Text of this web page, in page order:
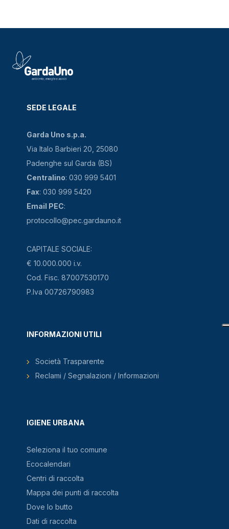
SEDE LEGALE
Garda Uno s.p.a.
Via Italo Barbieri 20, 25080
Padenghe sul Garda (BS)
Centralino: 030 999 5401
Fax: 030 999 5420
Email PEC:
protocollo@pec.gardauno.it
CAPITALE SOCIALE:
€ 10.000.000 i.v.
Cod. Fisc. 87007530170
P.Iva 00726790983
IGIENE URBANA
Seleziona il tuo comune
Ecocalendari
Centri di raccolta
Mappa dei punti di raccolta
Dove lo butto
Dati di raccolta
INFORMAZIONI UTILI
Società Trasparente
Reclami / Segnalazioni / Informazioni